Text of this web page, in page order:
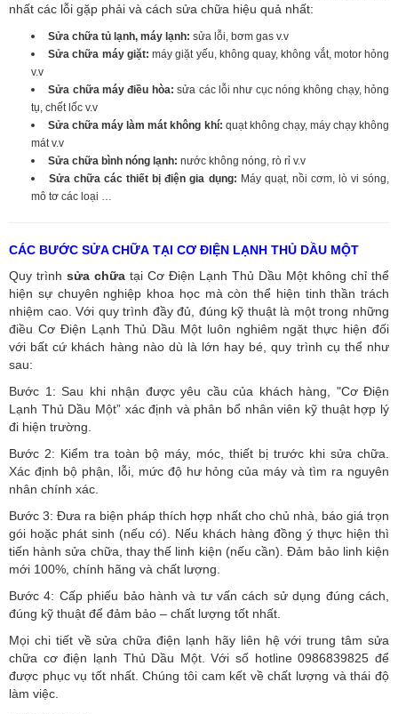
nhất các lỗi gặp phải và cách sửa chữa hiệu quả nhất:
Sửa chữa tủ lạnh, máy lạnh: sửa lỗi, bơm gas v.v
Sửa chữa máy giặt:máy giặt yếu, không quay, không vắt, motor hỏng
v.v
Sửa chữa máy điều hòa: sửa các lỗi như cục nóng không chạy, hỏng
tụ, chết lốc v.v
Sửa chữa máy làm mát không khí: quạt không chạy, máy chạy không
mát v.v
Sửa chữa bình nóng lạnh: nước không nóng, rò rỉ v.v
Sửa chữa các thiết bị điện gia dụng: Máy quạt, nồi cơm, lò vi sóng,
mô tơ các loại …
CÁC BƯỚC SỬA CHỮA TẠI CƠ ĐIỆN LẠNH THỦ DẦU MỘT
Quy trình sửa chữa tại Cơ Điện Lạnh Thủ Dầu Một không chỉ thể
hiện sự chuyên nghiệp khoa học mà còn thể hiện tinh thần trách
nhiệm cao. Với quy trình đầy đủ, đúng kỹ thuật là một trong những
điều Cơ Điện Lạnh Thủ Dầu Một luôn nghiêm ngặt thực hiện đối
với bất cứ khách hàng nào dù là lớn hay bé, quy trình cụ thể như
sau:
Bước 1: Sau khi nhận được yêu cầu của khách hàng, "Cơ Điện
Lạnh Thủ Dầu Một” xác định và phân bổ nhân viên kỹ thuật hợp lý
đi hiện trường.
Bước 2: Kiểm tra toàn bộ máy, móc, thiết bị trước khi sửa chữa.
Xác định bộ phận, lỗi, mức độ hư hỏng của máy và tìm ra nguyên
nhân chính xác.
Bước 3: Đưa ra biện pháp thích hợp nhất cho chủ nhà, báo giá trọn
gói hoặc phát sinh (nếu có). Nếu khách hàng đồng ý thực hiện thì
tiến hành sửa chữa, thay thế linh kiện (nếu cần). Đảm bảo linh kiện
mới 100%, chính hãng và chất lượng.
Bước 4: Cấp phiếu bảo hành và tư vấn cách sử dụng đúng cách,
đúng kỹ thuật để đảm bảo – chất lượng tốt nhất.
Mọi chi tiết về sửa chữa điện lạnh hãy liên hệ với trung tâm sửa
chữa cơ điện lạnh Thủ Dầu Một. Với số hotline 0986839825 để
được phục vụ tốt nhất. Chúng tôi cam kết về chất lượng và thái độ
làm việc.